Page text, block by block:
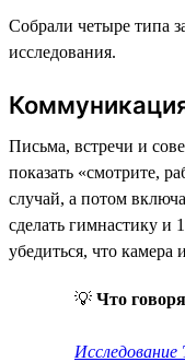
Собрали четыре типа
исследования.
Письма, встречи и
показать «смотрите,
случай, а потом
сделать гимнастику и
убедиться, что
💡 Что
Исследование